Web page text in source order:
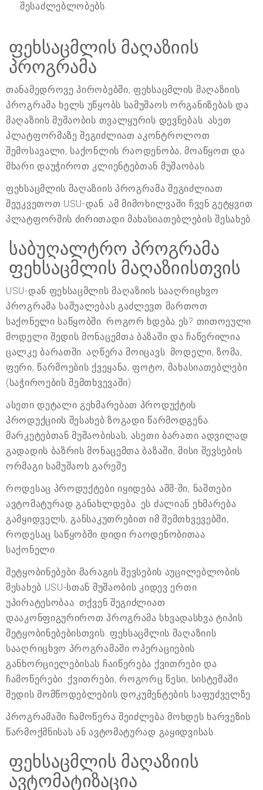
შესაძლებლობებს.
ფეხსაცმლის მაღაზიის
პროგრამა
თანამედროვე პირობებში, ფეხსაცმლის მაღაზიის
პროგრამა ხელს უწყობს სამუშაოს ორგანიზებას და
მაღაზიის მუშაობის თვალყურის დევნებას. ასეთ
პლატფორმაზე შეგიძლიათ აკონტროლოთ
შემოსავალი, საქონლის რაოდენობა, მოაწყოთ და
მხარი დაუჭიროთ კლიენტებთან მუშაობას.
ფეხსაცმლის მაღაზიის პროგრამა შეგიძლიათ
შეუკვეთოთ USU-დან. ამ მიმოხილვაში ჩვენ გეტყვით
პლატფორმის ძირითადი მახასიათებლების შესახებ.
საბუღალტრო პროგრამა
ფეხსაცმლის მაღაზიისთვის
USU-დან ფეხსაცმლის მაღაზიის სააღრიცხვო
პროგრამა საშუალებას გაძლევთ მართოთ
საქონელი საწყობში. როგორ ხდება ეს? თითოეული
მოდელი შედის მონაცემთა ბაზაში და ჩაწერილია
ცალკე ბარათში. აღწერა მოიცავს: მოდელი, ზომა,
ფერი, წარმოების ქვეყანა, ფოტო, მახასიათებლები
(საჭიროების შემთხვევაში).
ასეთი დეტალი გეხმარებათ პროდუქტის
პროდუქციის შესახებ ზოგადი წარმოდგენა.
მარკეტებთან მუშაობისას, ასეთი ბარათი ადვილად
გადადის ბაზრის მონაცემთა ბაზაში, მისი შევსების
ორმაგი სამუშაოს გარეშე.
როდესაც პროდუქტები იყიდება აშშ-ში, ნაშთები
ავტომატურად განახლდება. ეს ძალიან ეხმარება
გამყიდველს, განსაკუთრებით იმ შემთხვევებში,
როდესაც საწყობში დიდი რაოდენობითაა
საქონელი.
შეტყობინებები მარაგის შევსების აუცილებლობის
შესახებ USU-სთან მუშაობის კიდევ ერთი
უპირატესობაა. თქვენ შეგიძლიათ
დააკონფიგურიროთ პროგრამა სხვადასხვა ტიპის
შეტყობინებებისთვის. ფეხსაცმლის მაღაზიის
სააღრიცხვო პროგრამაში ოპერაციების
განხორციელებისას ჩაიწერება ქვითრები და
ჩამოწერები. ქვითრები, როგორც წესი, სისტემაში
შედის მომწოდებლების დოკუმენტების საფუძველზე.
პროგრამაში ჩამოწერა შეიძლება მოხდეს ხარვეზის
წარმოქმნისას ან ავტომატურად გაყიდვისას.
ფეხსაცმლის მაღაზიის
ავტომატიზაცია